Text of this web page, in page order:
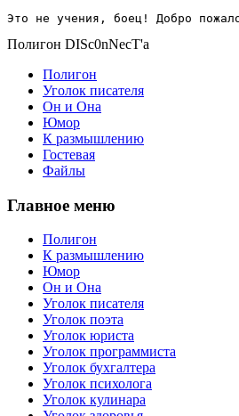
Это не учения, боец! Добро
Полигон DISc0nNecT'a
Полигон
Уголок писателя
Он и Она
Юмор
К размышлению
Гостевая
Файлы
Главное меню
Полигон
К размышлению
Юмор
Он и Она
Уголок писателя
Уголок поэта
Уголок юриста
Уголок программиста
Уголок бухгалтера
Уголок психолога
Уголок кулинара